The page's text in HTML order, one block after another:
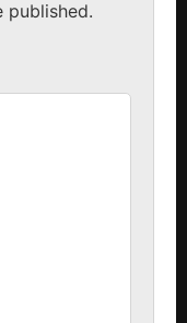
published.